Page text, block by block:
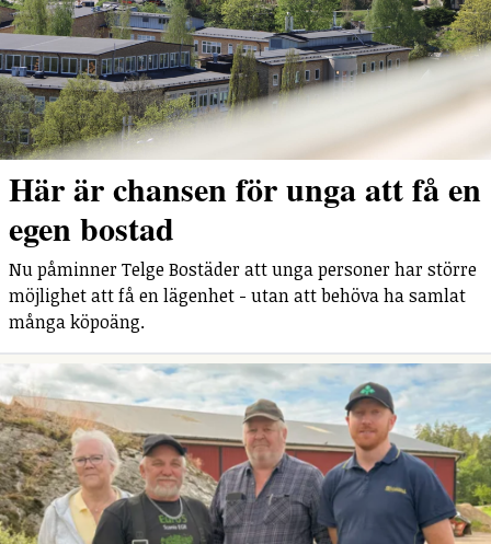
Här är chansen för unga att få en
egen bostad
Nu påminner Telge Bostäder att unga personer har större
möjlighet att få en lägenhet - utan att behöva ha samlat
många köpoäng.